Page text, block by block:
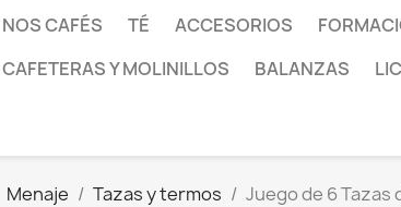
NOS CAFÉS TÉ ACCESORIOS
CAFETERAS Y MOLINILLOS
BALANZAS
Menaje Tazas y termos Juego de 6 Tazas